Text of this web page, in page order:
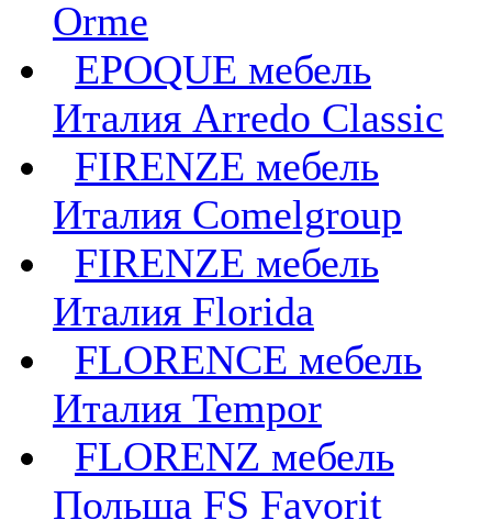
Orme
EPOQUE мебель
Италия Arredo Classic
FIRENZE мебель
Италия Comelgroup
FIRENZE мебель
Италия Florida
FLORENCE мебель
Италия Tempor
FLORENZ мебель
Польша FS Favorit